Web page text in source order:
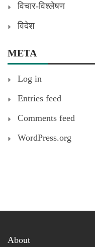
विचार-विश्लेषण
विदेश
META
Log in
Entries feed
Comments feed
WordPress.org
About